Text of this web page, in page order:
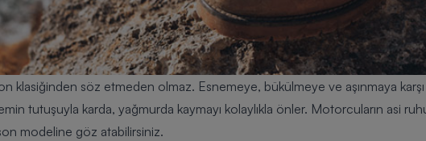
klasiğinden söz etmeden olmaz. Esnemeye, bükülmeye ve aşınmaya
tutuşuyla karda, yağmurda kaymayı kolaylıkla önler. Motorcuların asi
modeline göz atabilirsiniz.